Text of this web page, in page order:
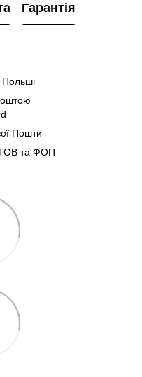
Гарантія
Пошти
ТОВ та ФОП